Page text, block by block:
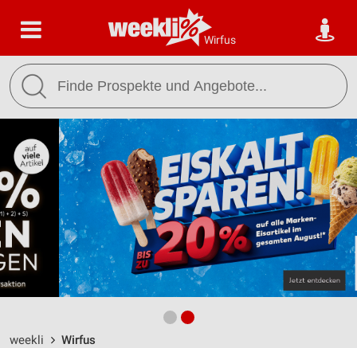
Wirfus
weekli Wirfus